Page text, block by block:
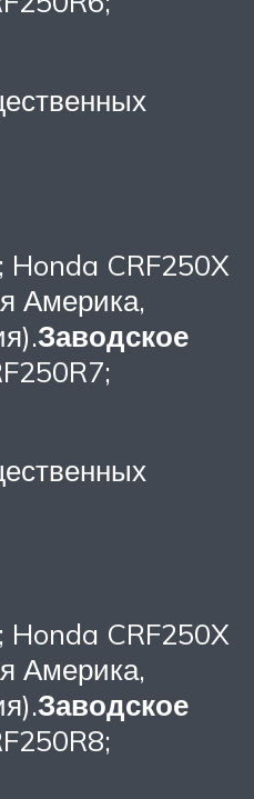
Honda CRF250X
Америка,
Заводское
Honda CRF250X
Америка,
Заводское